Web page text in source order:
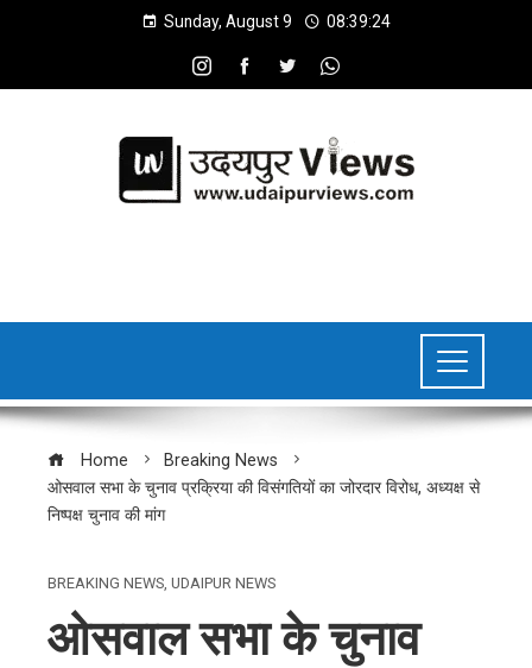
Sunday, August 9 08:39:25
Home
Breaking News
ओसवाल सभा के चुनाव प्रक्रिया की विसंगतियों का जोरदार विरोध, अध्यक्ष से
निष्पक्ष चुनाव की मांग
BREAKING NEWS, UDAIPUR NEWS
ओसवाल सभा के चुनाव